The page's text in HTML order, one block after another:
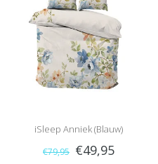
iSleep Anniek (Blauw)
€79,95 €49,95